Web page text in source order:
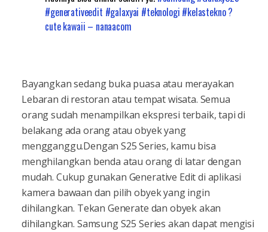
#generativeedit #galaxyai #teknologi #kelastekno?
cute kawaii – nanaacom
Bayangkan sedang buka puasa atau merayakan
Lebaran di restoran atau tempat wisata. Semua
orang sudah menampilkan ekspresi terbaik, tapi di
belakang ada orang atau obyek yang
mengganggu.Dengan S25 Series, kamu bisa
menghilangkan benda atau orang di latar dengan
mudah. Cukup gunakan Generative Edit di aplikasi
kamera bawaan dan pilih obyek yang ingin
dihilangkan. Tekan Generate dan obyek akan
dihilangkan. Samsung S25 Series akan dapat mengisi